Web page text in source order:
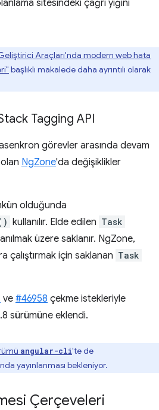
sitesindeki çağrı yığını
Araçları'nda modern web hata
başlıklı makalede daha ayrıntılı olarak
Tagging API
görevler arasında devam
NgZone'da değişiklikler
olduğunda
kullanılır. Elde edilen Task
üzere saklanır. NgZone,
çalıştırmak için saklanan Task
ve #46958 çekme istekleriyle
sürümüne eklendi.
angular-cli'te de
yayınlanması bekleniyor.
Çerçeveleri